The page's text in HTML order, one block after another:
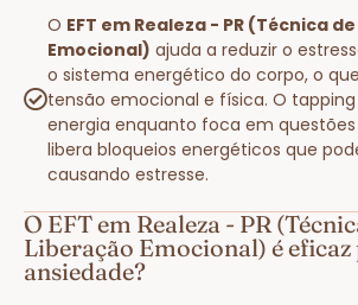
O EFT em Realeza - PR (Técnica
Emocional) ajuda a reduzir o
o sistema energético do corpo, o
tensão emocional e física. O
energia enquanto foca em
libera bloqueios energéticos que
causando estresse.
O EFT em Realeza - PR
Liberação Emocional) é
ansiedade?